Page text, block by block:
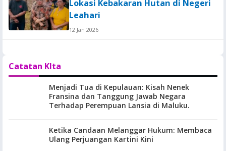
Lokasi Kebakaran Hutan di Negeri
Leahari
12 Jan 2026
Catatan KIta
Menjadi Tua di Kepulauan: Kisah Nenek
Fransina dan Tanggung Jawab Negara
Terhadap Perempuan Lansia di Maluku.
Ketika Candaan Melanggar Hukum: Membaca
Ulang Perjuangan Kartini Kini